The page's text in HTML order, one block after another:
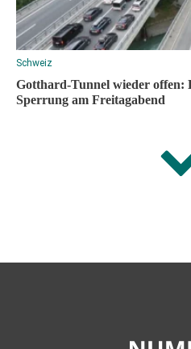
Schweiz
Gotthard-Tunnel wieder
Sperrung am Freitagabend